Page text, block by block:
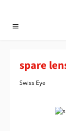
Zum Hauptinhalt
spare
Swiss Eye
Bildergalerie